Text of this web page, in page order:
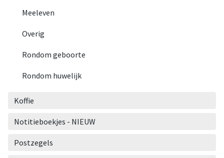
Meeleven
Overig
Rondom geboorte
Rondom huwelijk
Koffie
Notitieboekjes - NIEUW
Postzegels